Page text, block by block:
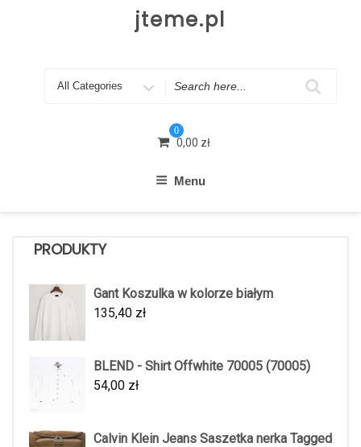
jteme.pl
Search
0
0,00 zł
Menu
PRODUKTY
Gant Koszulka w kolorze białym
135,40 zł
BLEND - Shirt Offwhite 70005 (70005)
54,00 zł
Calvin Klein Jeans Saszetka nerka Tagged